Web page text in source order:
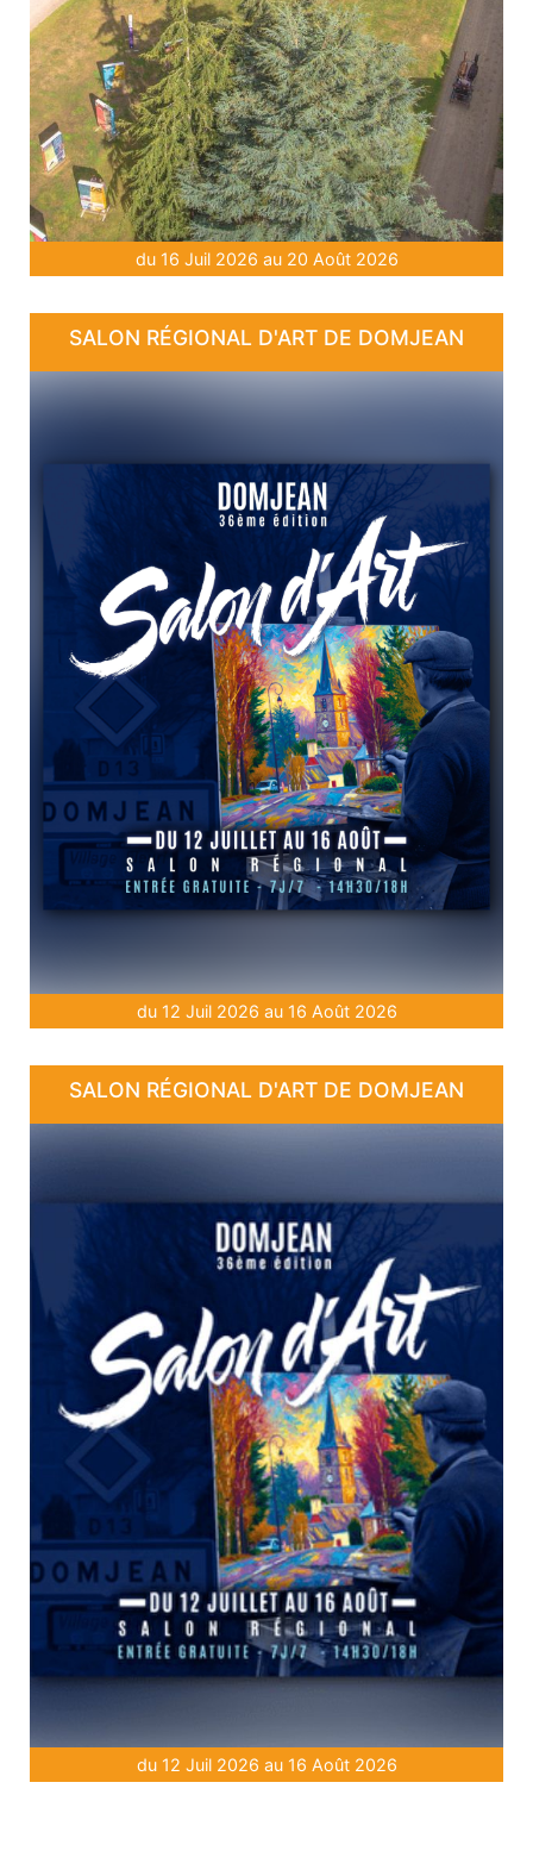
du 16 Juil 2026 au 20 Août 2026
SALON RÉGIONAL D'ART DE DOMJEAN
du 12 Juil 2026 au 16 Août 2026
SALON RÉGIONAL D'ART DE DOMJEAN
du 12 Juil 2026 au 16 Août 2026